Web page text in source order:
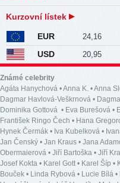
Kurzovní lístek
EUR 24,16
USD 20,95
Známé celebrity
Agáta Hanychová •Anna K. •Anna
Dagmar Havlová-Veškrnová •
Dominika Gottová • Eva Burešová •
František Ringo Čech • Hana
Hynek Čermák • Iva Kubelková •
Jan Čenský • Jan Kraus • Jana
Obermaierová • Jiří Bartoška • Jiří
Josef Kokta • Karel Gott • Karel Šíp •
Bouček • Linda Rybová • Lucie Bílá •